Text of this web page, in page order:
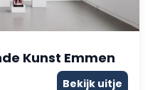
Kunst Emmen
Bekijk uitje